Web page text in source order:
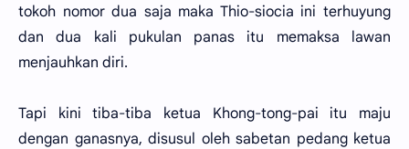
tokoh nomor dua saja maka Thio-siocia ini terhuyung
dan dua kali pukulan panas itu memaksa lawan
menjauhkan diri.
Tapi kini tiba-tiba ketua Khong-tong-pai itu maju
dengan ganasnya, disusul oleh sabetan pedang ketua